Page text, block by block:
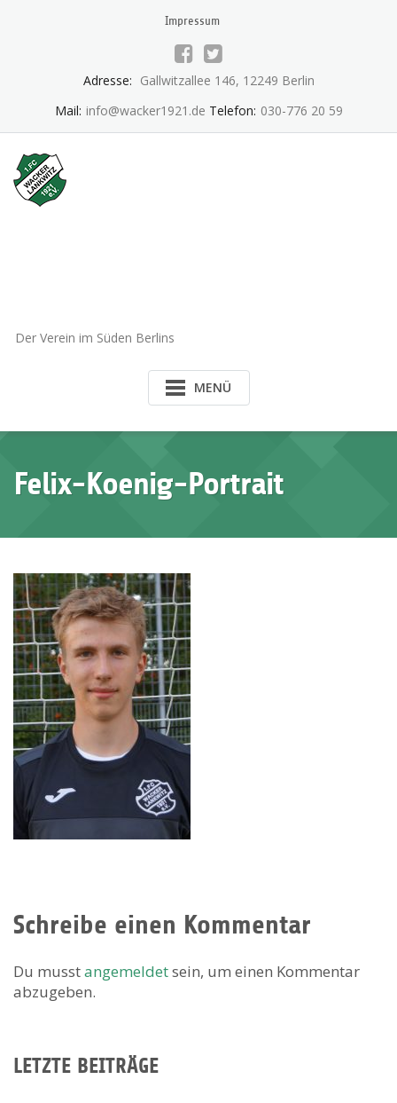
Impressum
Adresse: Gallwitzallee 146, 12249 Berlin
Mail: info@wacker1921.de Telefon: 030-776 20 59
Der Verein im Süden Berlins
MENÜ
Felix-Koenig-Portrait
Schreibe einen Kommentar
Du musstangemeldetsein, um einen Kommentar
abzugeben.
LETZTE BEITRÄGE